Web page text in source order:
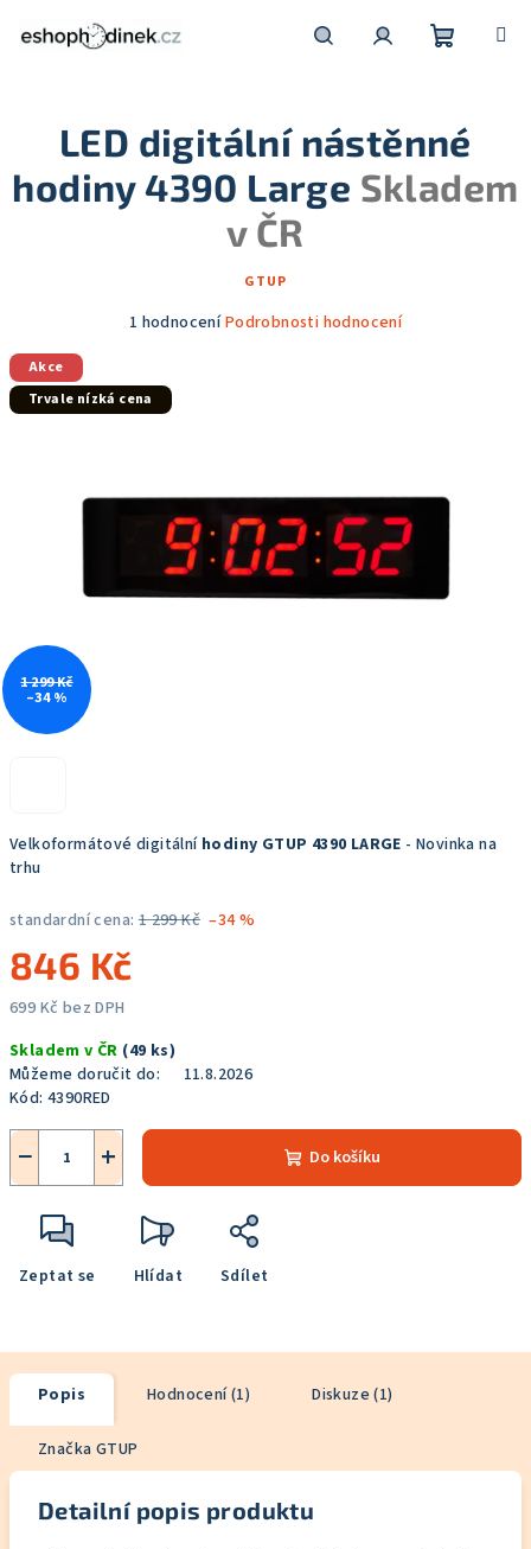
košík
Velkoformátové digitální hodiny GTUP 4390 LARGE - Novinka na
trhu
standardní cena: 1 299 Kč –34 %
846 Kč
699 Kč bez DPH
cena:
Skladem v ČR (49 ks)
Můžeme doručit do:
11.8.2026
Kód: 4390RED
+
− Do košíku
Zeptat se Hlídat Sdílet
LED digitální nástěnné
hodiny 4390 Large Skladem
v ČR
GTUP
Průměrné
je
5,0
1 hodnoceníPodrobnosti hodnocení
Akce
Trvale nízká cena
1 299 Kč
–34 %
Popis Hodnocení (1) Diskuze (1)
Značka GTUP
Detailní popis produktu